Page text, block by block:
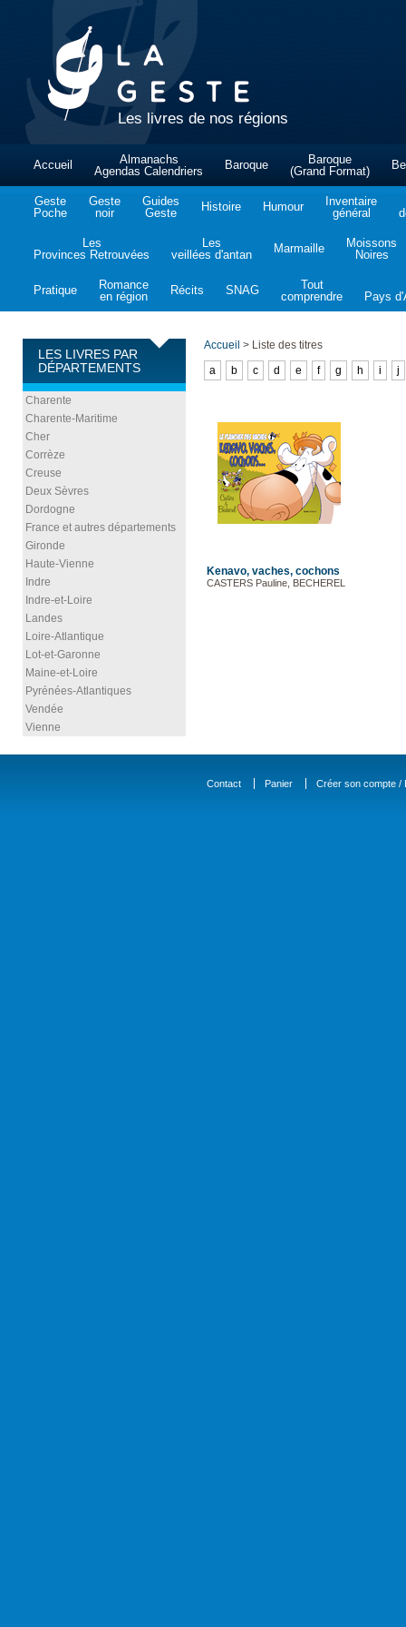
Les livres de nos régions
Accueil
Almanachs
Agendas Calendriers
Baroque
Baroque
(Grand Format)
Geste
Poche
Geste
noir
Guides
Geste
Histoire Humour
Inventaire
général
Les
Provinces Retrouvées
Les
veillées d'antan
Marmaille
Moissons
Noires
Pratique
Romance
en région
Récits SNAG
Tout
comprendre
Pays
LES LIVRES PAR
DÉPARTEMENTS
Charente
Charente-Maritime
Cher
Corrèze
Creuse
Deux Sèvres
Dordogne
France et autres départements
Gironde
Haute-Vienne
Indre
Indre-et-Loire
Landes
Loire-Atlantique
Lot-et-Garonne
Maine-et-Loire
Pyrénées-Atlantiques
Vendée
Vienne
Accueil > Liste des titres
a
b c d e f g h i j
Kenavo, vaches, cochons
CASTERS Pauline, BECHEREL
Contact Panier Créer son compte /